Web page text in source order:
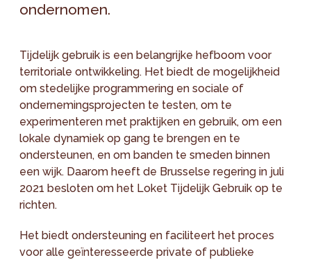
ondernomen.
Tijdelijk gebruik is een belangrijke hefboom voor
territoriale ontwikkeling. Het biedt de mogelijkheid
om stedelijke programmering en sociale of
ondernemingsprojecten te testen, om te
experimenteren met praktijken en gebruik, om een
lokale dynamiek op gang te brengen en te
ondersteunen, en om banden te smeden binnen
een wijk. Daarom heeft de Brusselse regering in juli
2021 besloten om het Loket Tijdelijk Gebruik op te
richten.
Het biedt ondersteuning en faciliteert het proces
voor alle geïnteresseerde private of publieke